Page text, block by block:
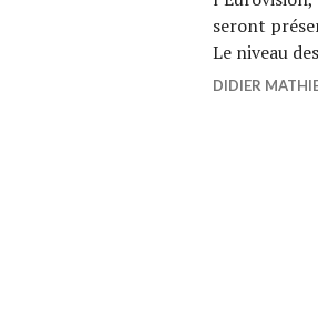
seront
Le niveau
DIDIER